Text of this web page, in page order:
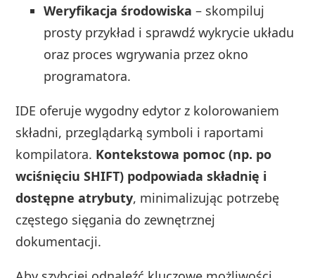
Weryfikacja środowiska – skompiluj
prosty przykład i sprawdź wykrycie układu
oraz proces wgrywania przez okno
programatora.
IDE oferuje wygodny edytor z kolorowaniem
składni, przeglądarką symboli i raportami
kompilatora. Kontekstowa pomoc (np. po
wciśnięciu SHIFT) podpowiada składnię i
dostępne atrybuty, minimalizując potrzebę
częstego sięgania do zewnętrznej
dokumentacji.